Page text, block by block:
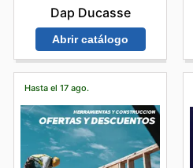
Dap Ducasse
Abrir catálogo
Hasta el 17 ago.